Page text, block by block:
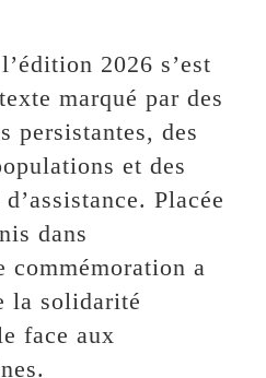
2026 s’est
marqué par des
persistantes, des
et des
Placée
dans
commémoration a
la solidarité
face aux